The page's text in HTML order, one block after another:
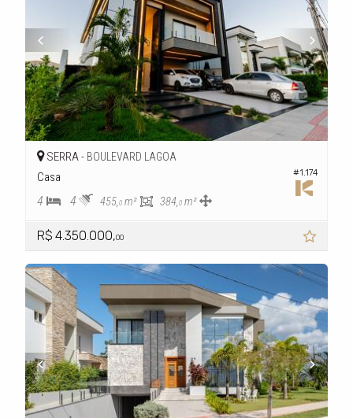
#1.174
SERRA - BOULEVARD LAGOA
Casa
4 4 455,0m² 384,0 m²
R$ 4.350.000,00